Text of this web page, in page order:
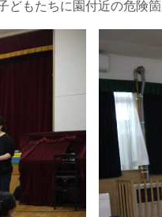
もたちに園付近の危険